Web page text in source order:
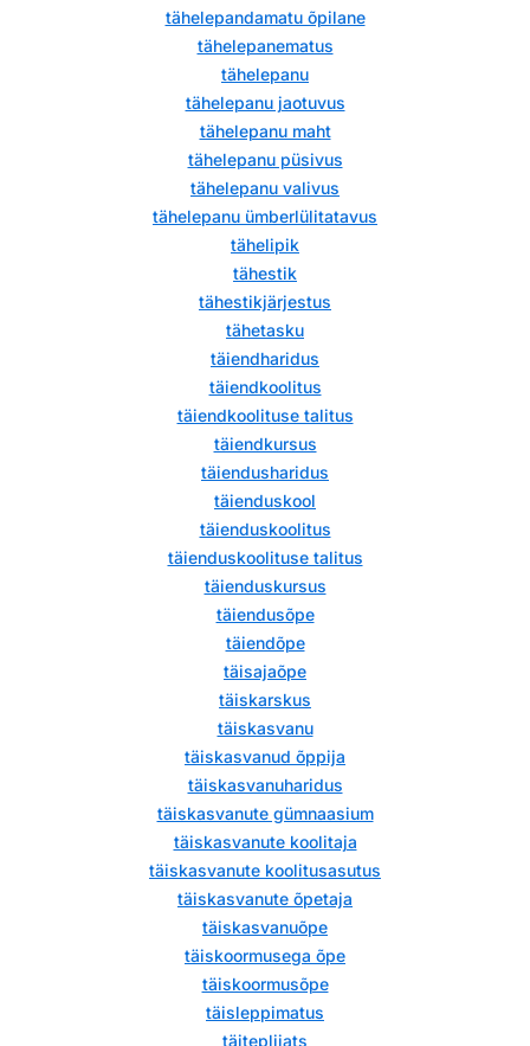
tähelepandamatu õpilane
tähelepanematus
tähelepanu
tähelepanu jaotuvus
tähelepanu maht
tähelepanu püsivus
tähelepanu valivus
tähelepanu ümberlülitatavus
tähelipik
tähestik
tähestikjärjestus
tähetasku
täiendharidus
täiendkoolitus
täiendkoolituse talitus
täiendkursus
täiendusharidus
täienduskool
täienduskoolitus
täienduskoolituse talitus
täienduskursus
täiendusõpe
täiendõpe
täisajaõpe
täiskarskus
täiskasvanu
täiskasvanud õppija
täiskasvanuharidus
täiskasvanute gümnaasium
täiskasvanute koolitaja
täiskasvanute koolitusasutus
täiskasvanute õpetaja
täiskasvanuõpe
täiskoormusega õpe
täiskoormusõpe
täisleppimatus
täitepliiats